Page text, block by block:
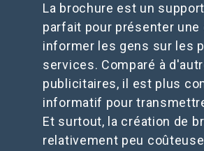
La brochure est un
parfait pour présenter
informer les gens sur les
services. Comparé à
publicitaires, il est plus
informatif pour
Et surtout, la création de
relativement peu